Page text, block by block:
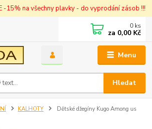
-15% na všechny plavky - do vyprodání zásob !!!
Menu
Hledat
0 ks
za 0,00 Kč
KALHOTY
Dětské džegíny Kugo Among us